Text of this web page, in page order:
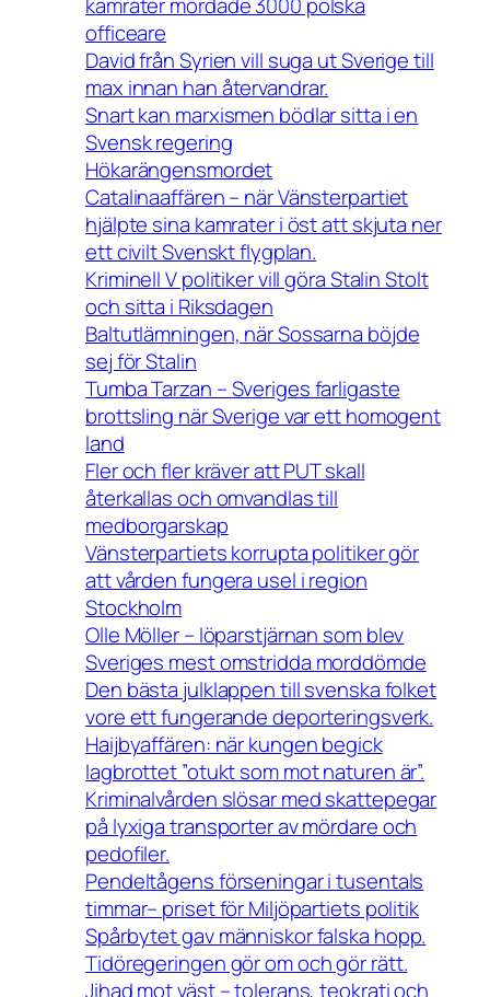
officeare
David från Syrien vill suga ut Sverige till
max innan han återvandrar.
Snart kan marxismen bödlar sitta i en
Svensk regering
Hökarängensmordet
Catalinaaffären – när Vänsterpartiet
hjälpte sina kamrater i öst att skjuta ner
ett civilt Svenskt flygplan.
Kriminell V politiker vill göra Stalin Stolt
och sitta i Riksdagen
Baltutlämningen, när Sossarna böjde
sej för Stalin
Tumba Tarzan – Sveriges farligaste
brottsling när Sverige var ett homogent
land
Fler och fler kräver att PUT skall
återkallas och omvandlas till
medborgarskap
Vänsterpartiets korrupta politiker gör
att vården fungera usel i region
Stockholm
Olle Möller – löparstjärnan som blev
Sveriges mest omstridda morddömde
Den bästa julklappen till svenska folket
vore ett fungerande deporteringsverk.
Haijbyaffären: när kungen begick
lagbrottet ”otukt som mot naturen är”.
Kriminalvården slösar med skattepegar
på lyxiga transporter av mördare och
pedofiler.
Pendeltågens förseningar i tusentals
timmar– priset för Miljöpartiets politik
Spårbytet gav människor falska hopp.
Tidöregeringen gör om och gör rätt.
Jihad mot väst – tolerans, teokrati och